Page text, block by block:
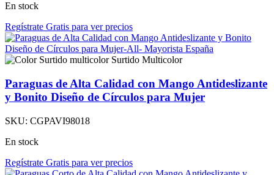
En stock
Regístrate Gratis para ver precios
Surtido Multicolor
Paraguas de Alta Calidad con Mango Antideslizante
y Bonito Diseño de Círculos para Mujer
SKU: CGPAVI98018
En stock
Regístrate Gratis para ver precios